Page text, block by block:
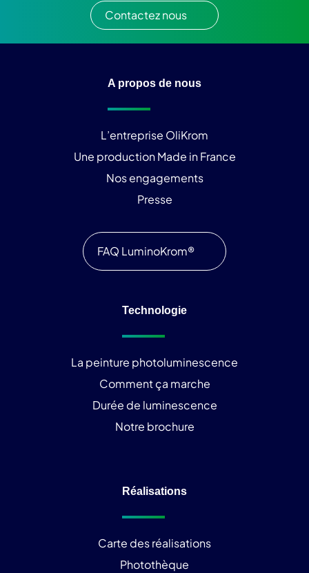
Contactez nous
A propos de nous
L’entreprise OliKrom
Une production Made in France
Nos engagements
Presse
FAQ LuminoKrom®
Technologie
La peinture photoluminescence
Comment ça marche
Durée de luminescence
Notre brochure
Réalisations
Carte des réalisations
Photothèque